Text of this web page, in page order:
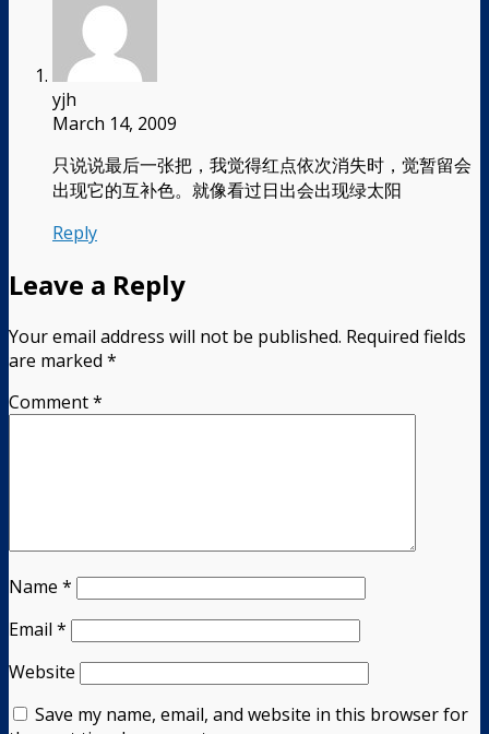
yjh
March 14, 2009
只说说最后一张把，我觉得红点依次消失时，觉暂留会
出现它的互补色。就像看过日出会出现绿太阳
Reply
Leave a Reply
Your email address will not be published. Required fields
are marked *
Comment*
Name *
Email *
Website
Save my name, email, and website in this browser for